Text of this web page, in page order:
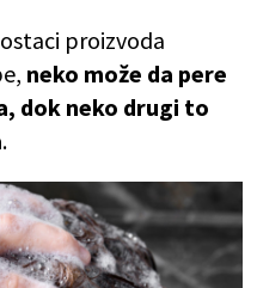
proizvoda
neko može da pere
dok neko drugi to
.